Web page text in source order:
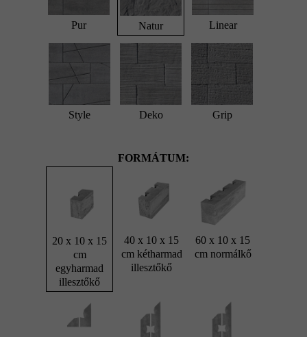
Pur Natur Linear
Style Deko Grip
FORMÁTUM:
20 x 10 x 15
cm
egyharmad
illesztőkő
40 x 10 x 15
cm kétharmad
illesztőkő
60 x 10 x 15
cm normálkő